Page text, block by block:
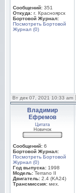
Сообщений: 351
Откуда: г. Красноярск
Бортовой Журнал:
Посмотреть Бортовой
Журнал (0)
Вт дек 07, 2021 10:33 am
Владимир
Ефремов
Цитата
Новичок
Сообщений: 6
Бортовой Журнал:
Посмотреть Бортовой
Журнал (0)
Год выпуска: 1998
Модель: Terrano II
Двигатель: 2.4 (KA24)
Трансмиссия: мех.